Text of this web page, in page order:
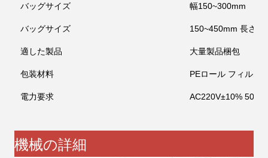
バッグサイズ 幅150~300mm
バッグサイズ 150~450mm 長さ
適した製品 大量製品梱包
包装材料 PEロール フィルム
電力要求 AC220V±10%
機械の詳細